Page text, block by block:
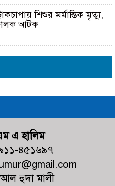
শিশুর মর্মান্তিক মৃত্যু,
আটক
জড়িত প্রত্যেক ব্যক্তিকে
উপলক্ষে র‍্যালি ও আলোচনা
গনঅভ্যুত্থান দিবস
সভা
এ হালিম
৪৫১৬৯৭
হুদা মালী